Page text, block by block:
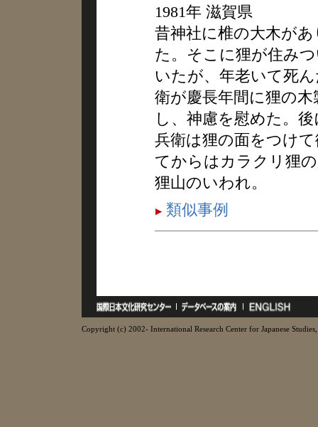
1981年 滋賀県
昔神社に椎の大木が
た。そこに狸が住み
いたが、年老いて死
衛が慶長年間に狸の
し、神慮を慰めた。
兵衛は狸の面をつけ
てからはカラクリ狸
狸山のいわれ。
類似事例
Copyright (c) 2002- International Research Center for Japanese